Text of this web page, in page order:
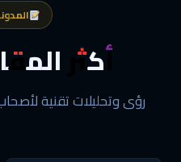
أكثر
رؤى وتحليلات تقنية